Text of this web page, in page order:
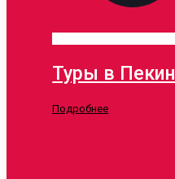
Туры в Пекин
Подробнее